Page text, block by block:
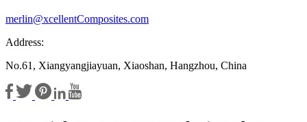
merlin@xcellentComposites.com
Address:
No.61, Xiangyangjiayuan, Xiaoshan, Hangzhou, China